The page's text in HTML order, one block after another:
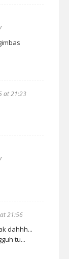
at 21:23
21:56
dahhh...
tu...